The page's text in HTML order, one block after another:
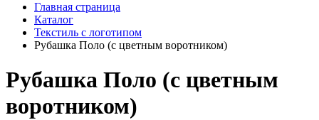
Главная страница
Каталог
Текстиль с логотипом
Рубашка Поло (с цветным воротником)
Рубашка Поло (с цветным
воротником)